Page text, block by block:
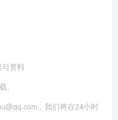
资料
。
，我们将在24小时